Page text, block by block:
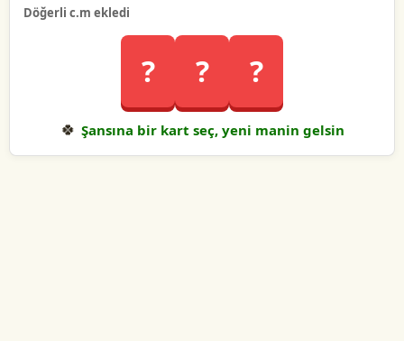
Döğerli c.m ekledi
? ? ?
🍀 Şansına bir kart seç, yeni manin gelsin